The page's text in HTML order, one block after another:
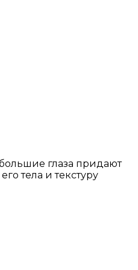
глаза придают
тела и текстуру